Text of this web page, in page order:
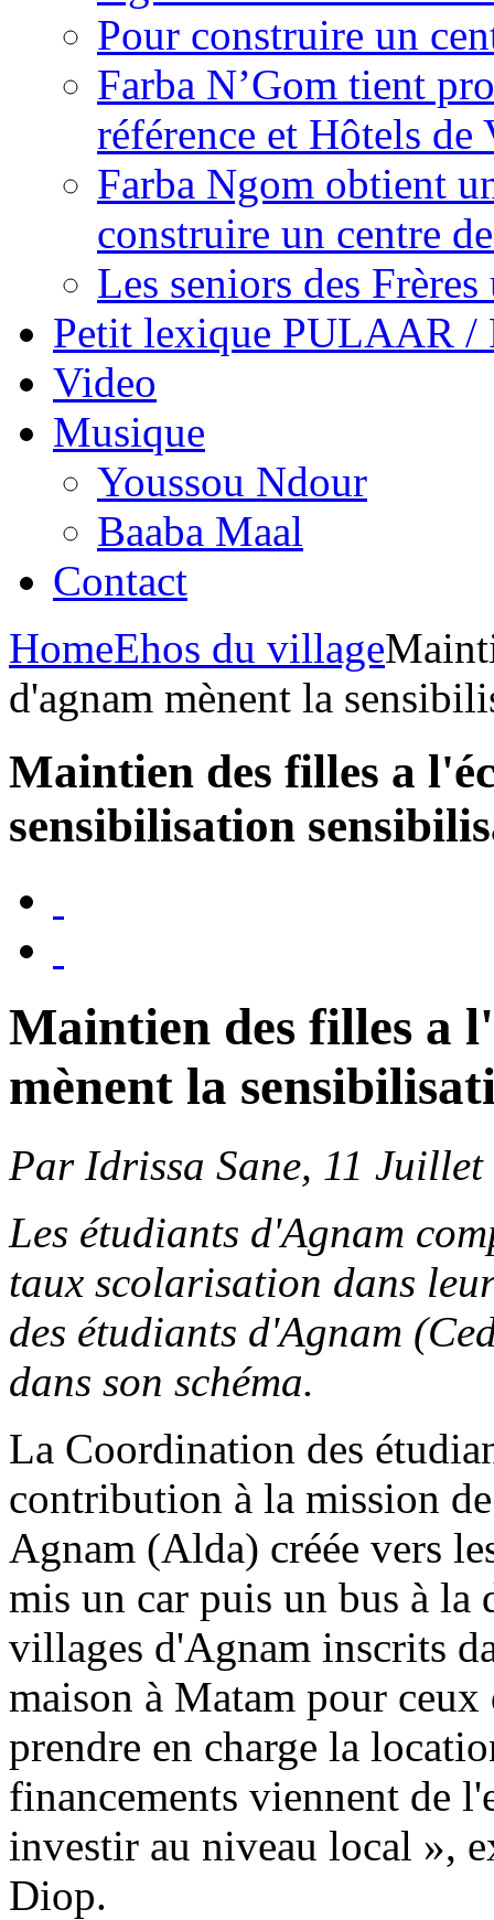
Pour construire un
Farba N’Gom tient
référence et Hôtels
Farba Ngom obtient
construire un centre
Les seniors des Frères
Petit lexique PULAAR
Video
Musique
Youssou Ndour
Baaba Maal
Contact
HomeEhos du village
d'agnam mènent la
Maintien des filles a
sensibilisation
Maintien des filles a
mènent la
Par Idrissa Sane, 11 Juillet
Les étudiants d'Agnam
taux scolarisation dans
des étudiants d'Agnam
dans son schéma.
La Coordination des
contribution à la mission
Agnam (Alda) créée vers
mis un car puis un bus à la
villages d'Agnam inscrits
maison à Matam pour
prendre en charge la
financements viennent de
investir au niveau local »,
Diop.